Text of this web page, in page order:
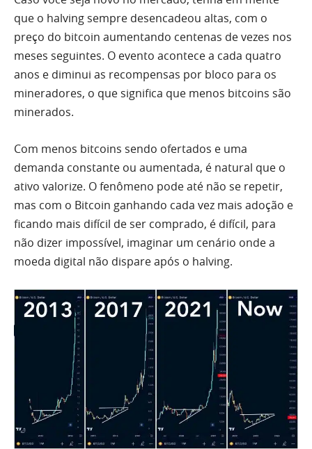
que o halving sempre desencadeou altas, com o
preço do bitcoin aumentando centenas de vezes nos
meses seguintes. O evento acontece a cada quatro
anos e diminui as recompensas por bloco para os
mineradores, o que significa que menos bitcoins são
minerados.
Com menos bitcoins sendo ofertados e uma
demanda constante ou aumentada, é natural que o
ativo valorize. O fenômeno pode até não se repetir,
mas com o Bitcoin ganhando cada vez mais adoção e
ficando mais difícil de ser comprado, é difícil, para
não dizer impossível, imaginar um cenário onde a
moeda digital não dispare após o halving.